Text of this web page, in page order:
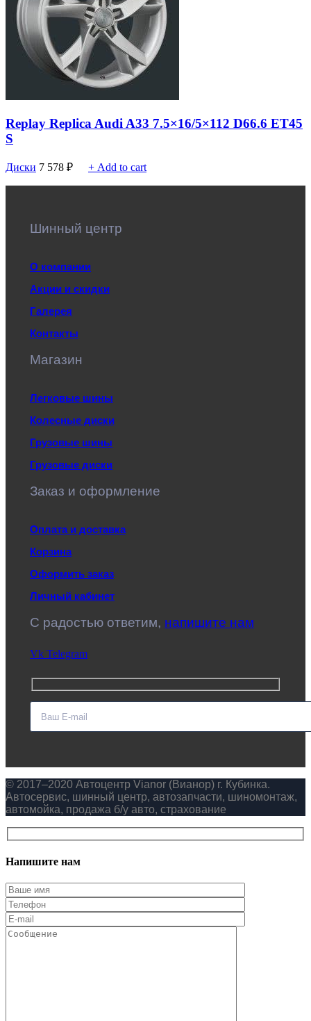
Replay Replica Audi A33 7.5×16/5×112 D66.6 ET45
S
Диски 7 578 ₽ + Add to cart
Шинный центр
О компании
Акции и скидки
Галерея
Контакты
Магазин
Легковые шины
Колесные диски
Грузовые шины
Грузовые диски
Заказ и оформление
Оплата и доставка
Корзина
Оформить заказ
Личный кабинет
C радостью ответим, напишите нам
Vk Telegram
© 2017–2020 Автоцентр Vianor (Вианор) г. Кубинка.
Автосервис, шинный центр, автозапчасти, шиномонтаж,
автомойка, продажа б/у авто, страхование
Напишите нам